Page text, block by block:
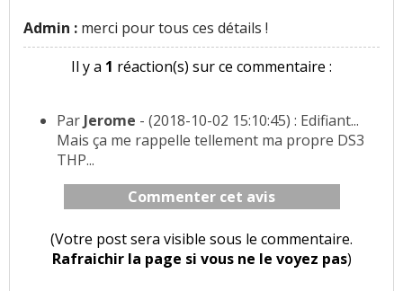
Admin : merci pour tous ces détails !
Il y a 1 réaction(s) sur ce commentaire :
Par Jerome - (2018-10-02 15:10:45) : Edifiant...
Mais ça me rappelle tellement ma propre DS3
THP...
Commenter cet avis
(Votre post sera visible sous le commentaire.
Rafraichir la page si vous ne le voyez pas)